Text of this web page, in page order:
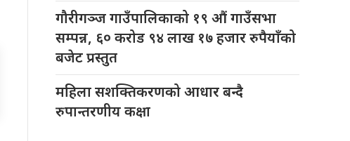
गौरीगञ्ज गाउँपालिकाको १९ औं गाउँसभा
सम्पन्न, ६० करोड ९४ लाख १७ हजार रुपैयाँको
बजेट प्रस्तुत
महिला सशक्तिकरणको आधार बन्दै
रुपान्तरणीय कक्षा